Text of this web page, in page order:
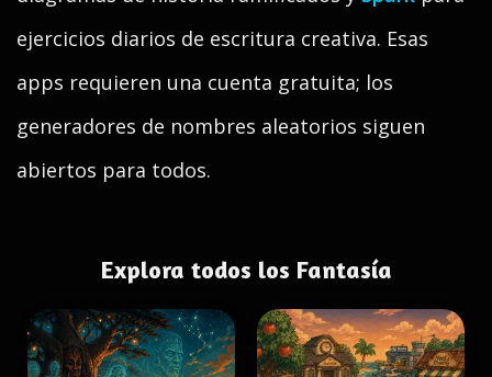
ejercicios diarios de escritura creativa. Esas
apps requieren una cuenta gratuita; los
generadores de nombres aleatorios siguen
abiertos para todos.
Explora todos los Fantasía